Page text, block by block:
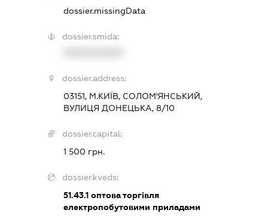
dossier.missingData
dossier.smida:
dossier.address:
03151, М.КИЇВ, СОЛОМ'ЯНСЬКИЙ,
ВУЛИЦЯ ДОНЕЦЬКА, 8/10
dossier.capital:
1 500 грн.
dossier.kveds:
51.43.1оптова торгівля
електропобутовими приладами